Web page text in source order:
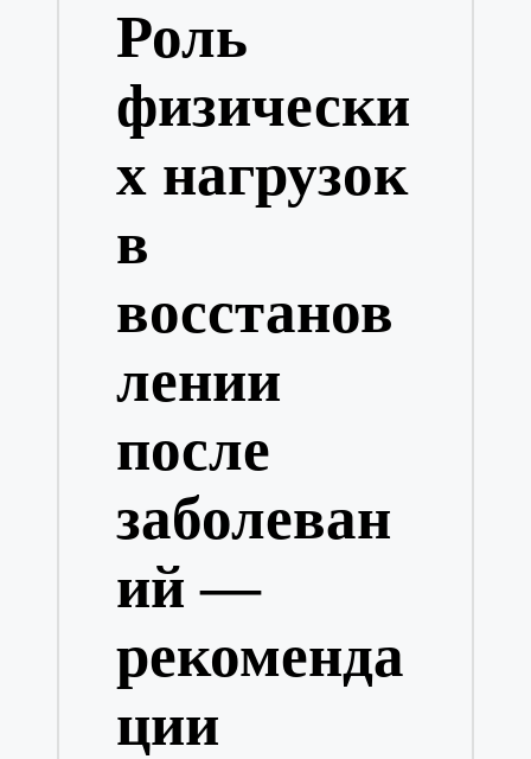
Роль
физически
х нагрузок
в
восстанов
лении
после
заболеван
ий —
рекоменда
ции